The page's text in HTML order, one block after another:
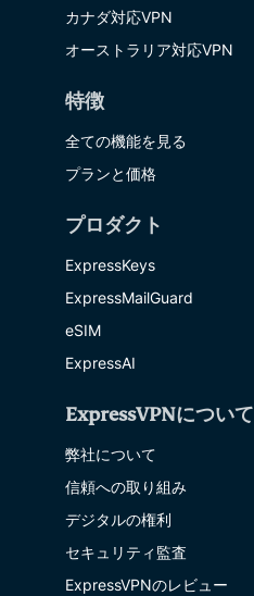
カナダ対応VPN
オーストラリア対応VPN
特徴
全ての機能を見る
プランと価格
プロダクト
ExpressKeys
ExpressMailGuard
eSIM
ExpressAI
ExpressVPNについて
弊社について
信頼への取り組み
デジタルの権利
セキュリティ監査
ExpressVPNのレビュー